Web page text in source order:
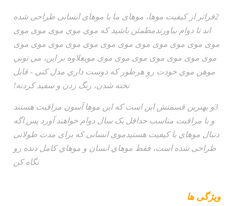
2فراتر از کیفیت موها، موهای ما با موهای انسانی طراحی شده
اند تا دوام بیاورندمطمئن باشید که موی موی موی موی موی
موی موی موی موی موی موی موی موی موی موی موی موی
موی موی موی موی موی موی موی مویعلاوه بر اين، مي توني
موهن موي خودت رو هرطور که دوست داري مدل کني - قابل
تخته شدن، رنگ زدن و سفيد کردنه!
3و بهترين قسمتش اين است که اين موها آسون مراقبت هستند
و با مراقبت مناسب حداقل يک سال دوام خواهند آورد پس اگه
دنبال موهاي با کيفيت هستيدموی انسانی که برای مدت طولانی
طراحی شده است، فقط موهاي انسان و موهاي کامل دنده رو
نگاه کن
ویژگی ها